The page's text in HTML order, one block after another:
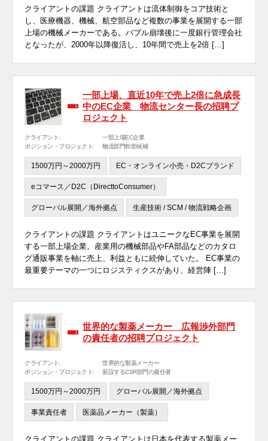
クライアントの課題 クライアントは流体制御をコア技術と
し、医療機器、機械、航空部品など複数の事業を展開する一部
上場の機械メーカーである。バブル崩壊後に一度銀行管理会社
となったが、2000年以降復活し、10年間で売上を2倍 […]
一部上場、直近10年で売上2倍に急成長
中のEC企業 物流センター長の招聘プ
ロジェクト
クライアント:
一部上場EC企業
ポジション・プロジェクト:
物流部門幹部候補
1500万円～2000万円 EC・オンライン小売・D2Cブランド
eコマース／D2C（DirecttoConsumer）
グローバル展開／海外拠点 生産技術 / SCM / 物流戦略企画
クライアントの課題 クライアントはユニークなEC事業を展開
する一部上場企業。産業用の機械部品やFA部品などのカタロ
グ通販事業を軸に売上、利益ともに続伸していた。 EC事業の
最重要テーマの一つにロジスティクスがあり、経営陣 […]
世界的な製薬メーカー 広報渉外部門
の責任者の招聘プロジェクト
クライアント:
世界的な製薬メーカー
ポジション・プロジェクト:
新設するCSR部門の責任者
1500万円～2000万円 グローバル展開／海外拠点
事業責任者 医薬品メーカー（製薬）
クライアントの課題 クライアントは日本を代表する製薬メー